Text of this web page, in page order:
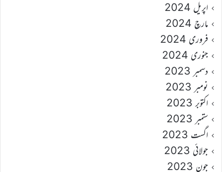
اپریل 2024
مارچ 2024
فروری 2024
جنوری 2024
دسمبر 2023
نومبر 2023
اکتوبر 2023
ستمبر 2023
اگست 2023
جولائی 2023
جون 2023